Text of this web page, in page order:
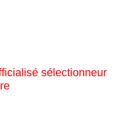
sélectionneur